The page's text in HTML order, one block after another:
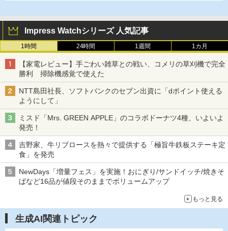
Impress Watchシリーズ 人気記事
1時間 24時間 1週間 1カ月
【家電レビュー】手ごわい雑草との戦い、コメリの草刈機で完全
勝利 掃除機感覚で使えた
NTT島田社長、ソフトバンクのセブン出資に「dポイント使える
ようにして」
ミスド「Mrs. GREEN APPLE」のコラボドーナツ4種、いよいよ
発売！
吉野家、牛リブロースを熱々で提供する「極旨牛鉄板ステーキ定
食」を発売
NewDays「増量フェス」を実施！おにぎり/サンドイッチ/焼きそ
ばなど16品が値段そのままでボリュームアップ
もっと見る
生成AI関連トピック